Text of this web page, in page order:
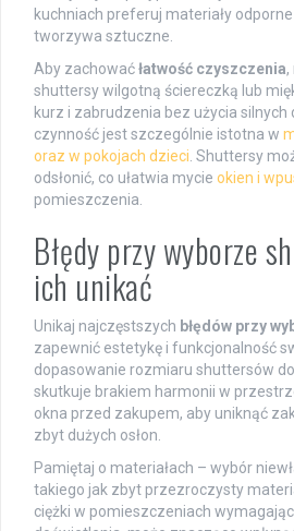
kuchniach preferuj materiały
tworzywa sztuczne.
Aby zachowaćłatwość czyszczenia
shuttersy wilgotną ściereczką lub
kurz i zabrudzenia bez użycia silnych
czynność jest szczególnie istotna w
oraz w pokojach dzieci . Shuttersy
odsłonić, co ułatwia mycie okien i
pomieszczenia.
Błędy przy wyborze
ich unikać
Unikaj najczęstszych błędów przy
zapewnić estetykę i funkcjonalność
dopasowanie rozmiaru shuttersów
skutkuje brakiem harmonii w
okna przed zakupem, aby uniknąć
zbyt dużych osłon.
Pamiętaj o materiałach – wybór
takiego jak zbyt przezroczysty
ciężki w pomieszczeniach